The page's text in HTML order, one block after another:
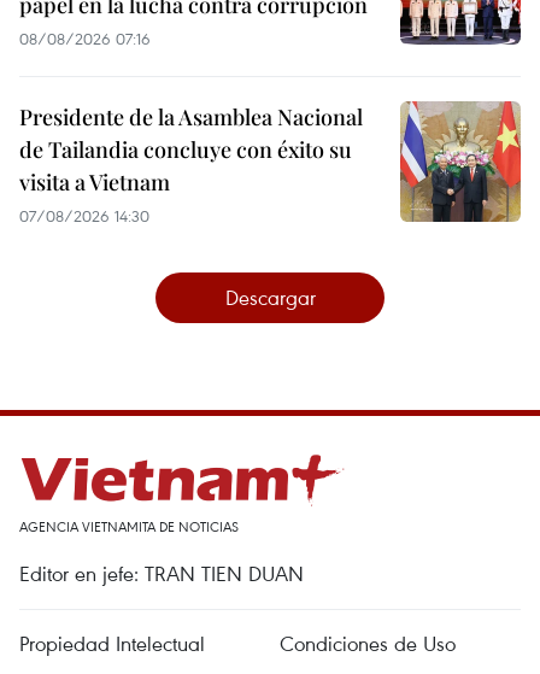
08/08/2026 07:16
Presidente de la Asamblea Nacional
de Tailandia concluye con éxito su
visita a Vietnam
07/08/2026 14:30
Descargar
AGENCIA VIETNAMITA DE NOTICIAS
Editor en jefe: TRAN TIEN DUAN
Propiedad Intelectual
Condiciones de Uso